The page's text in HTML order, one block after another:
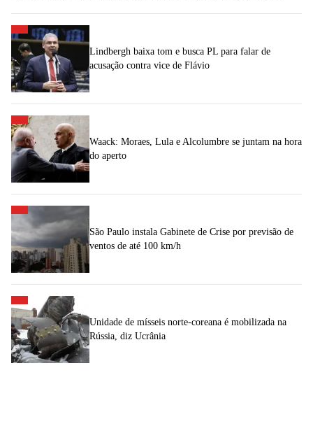
Lindbergh baixa tom e busca PL para falar de
acusação contra vice de Flávio
Waack: Moraes, Lula e Alcolumbre se juntam na hora
do aperto
São Paulo instala Gabinete de Crise por previsão de
ventos de até 100 km/h
Unidade de mísseis norte-coreana é mobilizada na
Rússia, diz Ucrânia